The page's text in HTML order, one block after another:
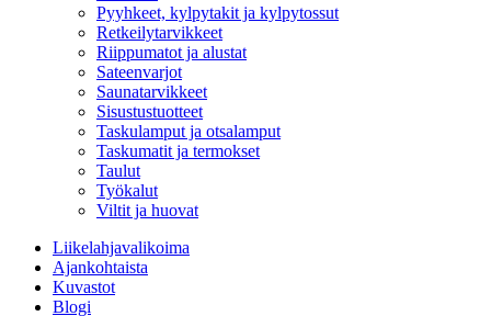
Pyyhkeet, kylpytakit ja kylpytossut
Retkeilytarvikkeet
Riippumatot ja alustat
Sateenvarjot
Saunatarvikkeet
Sisustustuotteet
Taskulamput ja otsalamput
Taskumatit ja termokset
Taulut
Työkalut
Viltit ja huovat
Liikelahjavalikoima
Ajankohtaista
Kuvastot
Blogi